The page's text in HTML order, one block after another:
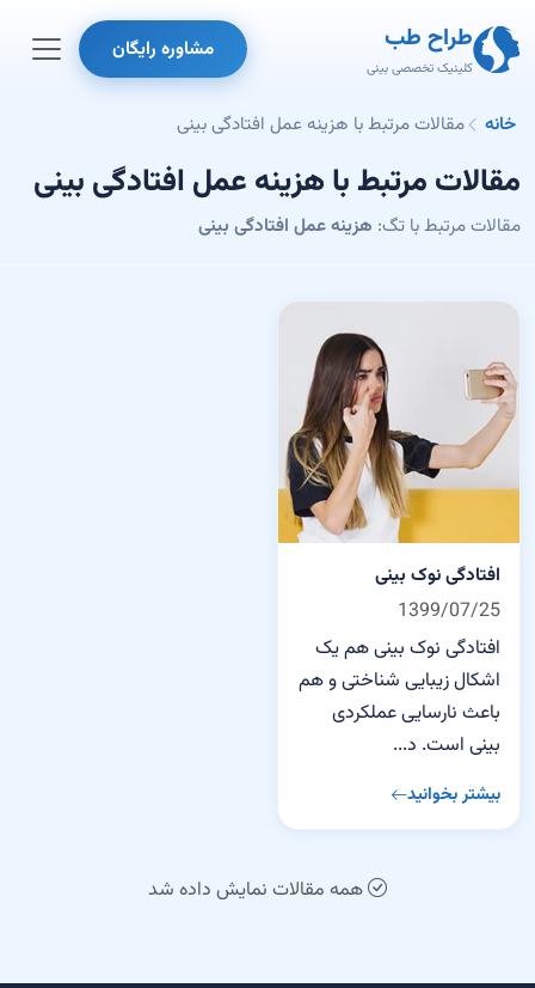
طراح طب
کلینیک تخصصی بینی
مشاوره رایگان
خانه مقالات مرتبط با هزینه عمل افتادگی بینی
مقالات مرتبط با هزینه عمل افتادگی بینی
مقالات مرتبط با تگ: هزینه عمل افتادگی بینی
افتادگی نوک بینی
1399/07/25
افتادگی نوک بینی هم یک
اشکال زیبایی شناختی و هم
باعث نارسایی عملکردی
بینی است. د...
بیشتر بخوانید
همه مقالات نمایش داده شد